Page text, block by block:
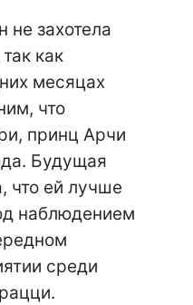
не захотела
как
месяцах
что
принц Арчи
Будущая
что ей лучше
наблюдением
среди